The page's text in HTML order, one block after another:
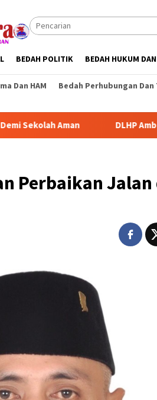
BEDAH POLITIK BEDAH HUKUM
Dan HAM Bedah Perhubungan
DLHP Ambon Perketat
Perbaikan Jalan